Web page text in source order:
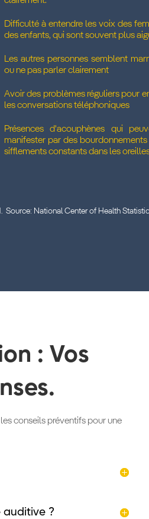
Difficulté à entendre les voix des
des enfants, qui sont souvent plus
Les autres personnes semblent
ou ne pas parler clairement
Avoir des problèmes réguliers pour
les conversations téléphoniques
Présences d'acouphènes qui
manifester par des
sifflements constants dans les
Source: National Center of Health
: Vos
conseils préventifs pour une
auditive ?